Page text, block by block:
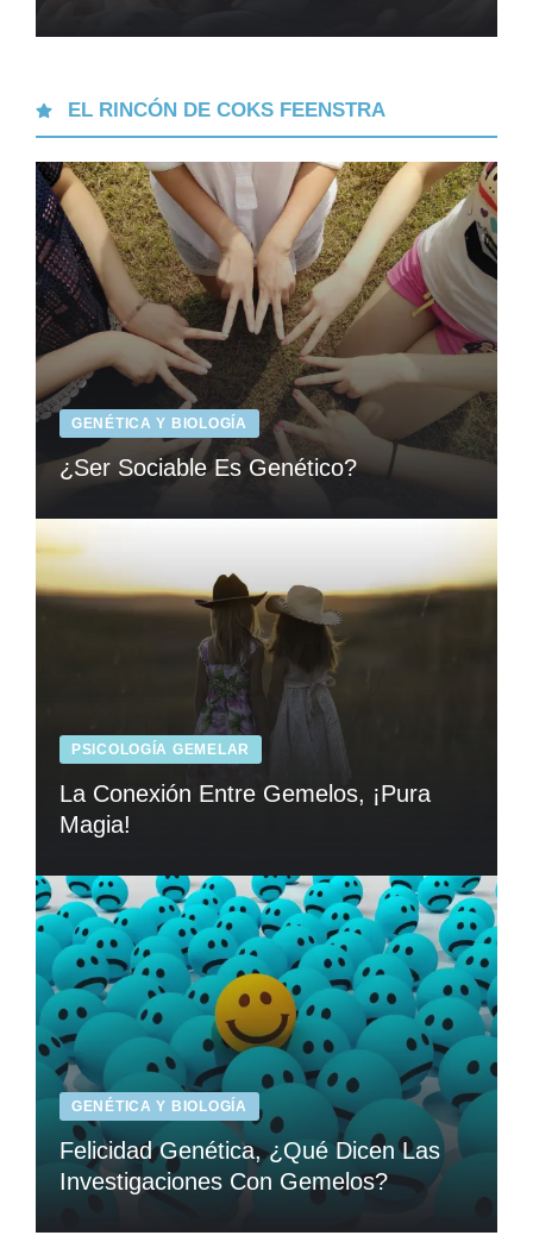
EL RINCÓN DE COKS FEENSTRA
GENÉTICA Y BIOLOGÍA
¿Ser Sociable Es Genético?
PSICOLOGÍA GEMELAR
La Conexión Entre Gemelos, ¡Pura
Magia!
GENÉTICA Y BIOLOGÍA
Felicidad Genética, ¿Qué Dicen Las
Investigaciones Con Gemelos?